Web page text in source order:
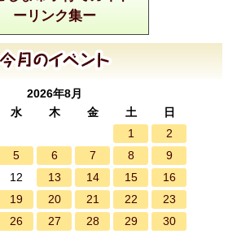
ーリンク集ー
2026年8月
水 木 金 土
日
1
2
5 6 7 8
9
12 13 14 15
16
19 20 21 22
23
26 27 28 29
30